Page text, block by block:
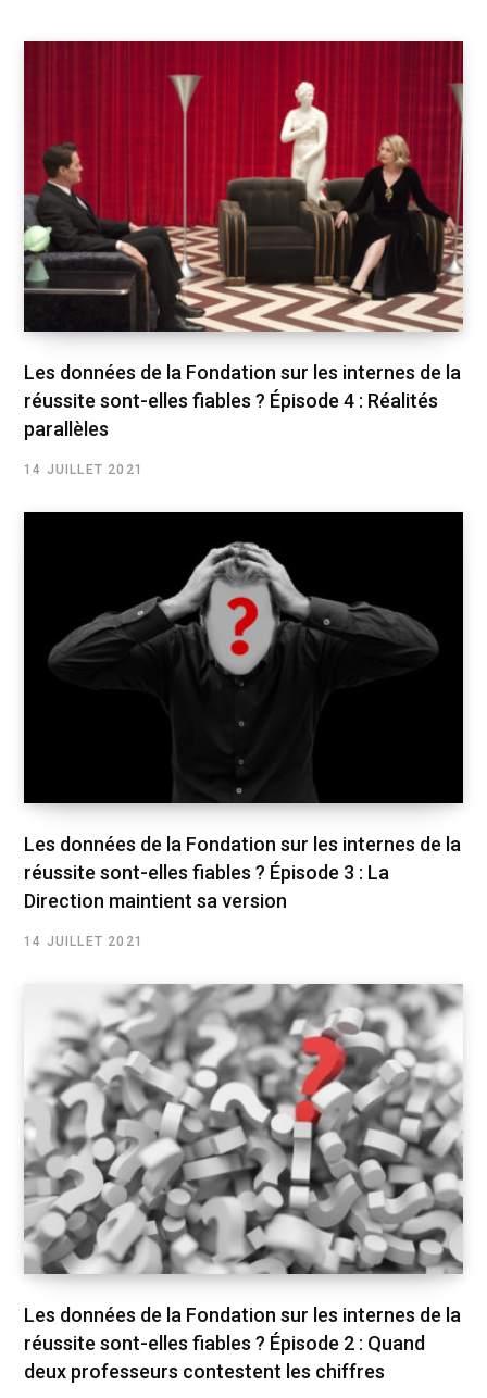
Les données de la Fondation sur les internes de la
réussite sont-elles fiables ? Épisode 4 : Réalités
parallèles
14 JUILLET 2021
Les données de la Fondation sur les internes de la
réussite sont-elles fiables ? Épisode 3 : La
Direction maintient sa version
14 JUILLET 2021
Les données de la Fondation sur les internes de la
réussite sont-elles fiables ? Épisode 2 : Quand
deux professeurs contestent les chiffres